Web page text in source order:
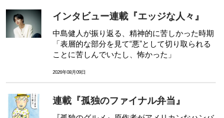
インタビュー連載『エッジな人々』
中島健人が振り返る、精神的に苦しかった時期
「表層的な部分を見て“悪”として切り取られる
ことに苦しんでいたし、怖かった」
2026年08月09日
連載『孤独のファイナル弁当』